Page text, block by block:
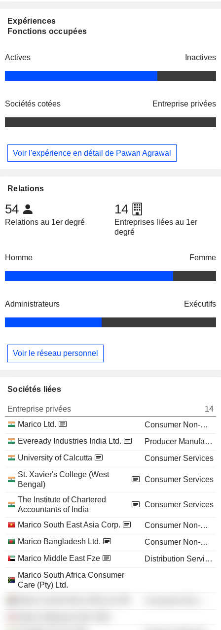
Expériences
Fonctions occupées
Actives Inactives
Sociétés cotées Entreprise privées
Voir l'expérience en détail de Pawan Agrawal
Relations
54
Relations au 1er degré
14
Entreprises liées au 1er
degré
Homme Femme
Administrateurs Exécutifs
Voir le réseau personnel
Sociétés liées
Entreprise privées
14
Marico Ltd.
Consumer Non-Durables
Eveready Industries India Ltd.
Producer Manufacturing
University of Calcutta
Consumer Services
St. Xavier's College (West
Bengal)
Consumer Services
The Institute of Chartered
Accountants of India
Consumer Services
Marico South East Asia Corp.
Consumer Non-Durables
Marico Bangladesh Ltd.
Consumer Non-Durables
Marico Middle East Fze
Distribution Services
Marico South Africa Consumer
Care (Pty) Ltd.